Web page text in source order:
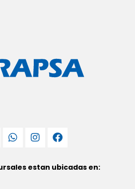
estan ubicadas en: